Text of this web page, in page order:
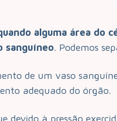
alguma área do
sanguíneo. Podemos
de um vaso
adequado do órgão.
devido à pressão